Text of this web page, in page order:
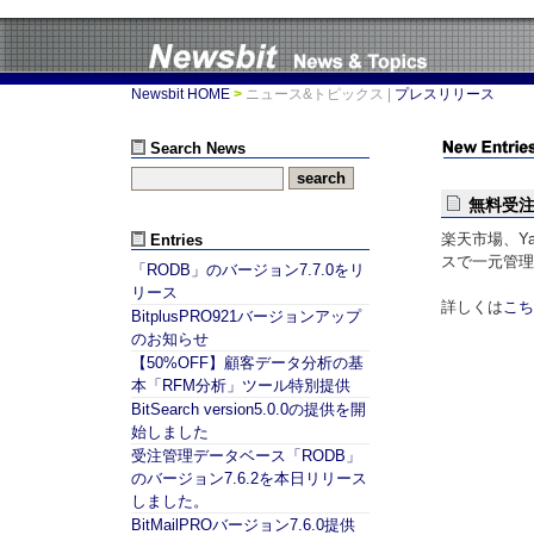
Newsbit HOME > ニュース&トピックス プレスリリース
無料受
楽天市場、
スで一元管
詳しくはこ
Search News
Entries
「RODB」のバージョン7.7.0をリ
リース
BitplusPRO921バージョンアップ
のお知らせ
【50%OFF】顧客データ分析の基
本「RFM分析」ツール特別提供
BitSearch version5.0.0の提供を開
始しました
受注管理データベース「RODB」
のバージョン7.6.2を本日リリース
しました。
BitMailPROバージョン7.6.0提供